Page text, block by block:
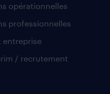
opérationnelles
professionnelles
entreprise
/ recrutement